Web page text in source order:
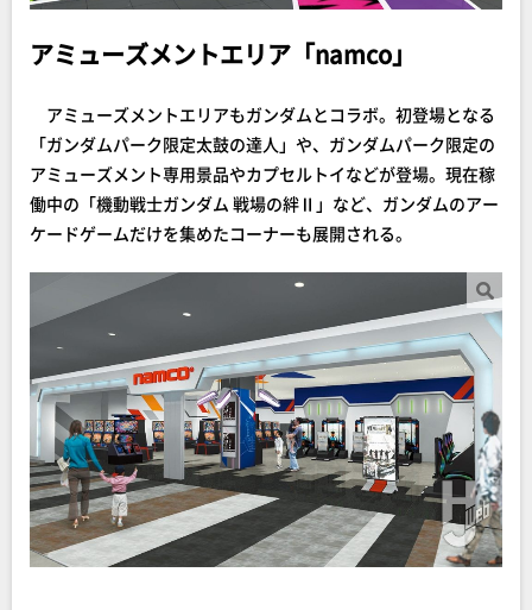
アミューズメントエリア「namco」
アミューズメントエリアもガンダムとコラボ。初登場となる
「ガンダムパーク限定太鼓の達人」や、ガンダムパーク限定の
アミューズメント専用景品やカプセルトイなどが登場。現在稼
働中の「機動戦士ガンダム 戦場の絆Ⅱ」など、ガンダムのアー
ケードゲームだけを集めたコーナーも展開される。